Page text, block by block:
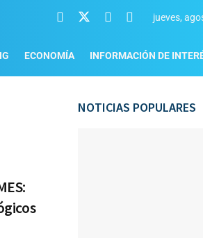
jueves,
ECONOMÍA INFORMACIÓN DE
NOTICIAS POPULARES